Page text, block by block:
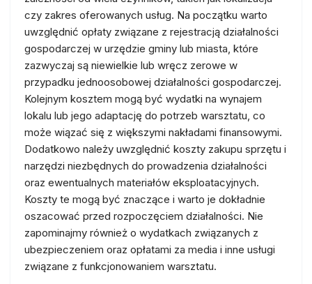
czy zakres oferowanych usług. Na początku warto
uwzględnić opłaty związane z rejestracją działalności
gospodarczej w urzędzie gminy lub miasta, które
zazwyczaj są niewielkie lub wręcz zerowe w
przypadku jednoosobowej działalności gospodarczej.
Kolejnym kosztem mogą być wydatki na wynajem
lokalu lub jego adaptację do potrzeb warsztatu, co
może wiązać się z większymi nakładami finansowymi.
Dodatkowo należy uwzględnić koszty zakupu sprzętu i
narzędzi niezbędnych do prowadzenia działalności
oraz ewentualnych materiałów eksploatacyjnych.
Koszty te mogą być znaczące i warto je dokładnie
oszacować przed rozpoczęciem działalności. Nie
zapominajmy również o wydatkach związanych z
ubezpieczeniem oraz opłatami za media i inne usługi
związane z funkcjonowaniem warsztatu.